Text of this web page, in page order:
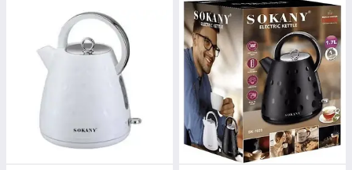
температурой окружающей среды.
Термос може використовуватися не тільки для зберігання
готових напоїв і їжі, але і для їх приготування, наприклад —
різних настоїв і каш.